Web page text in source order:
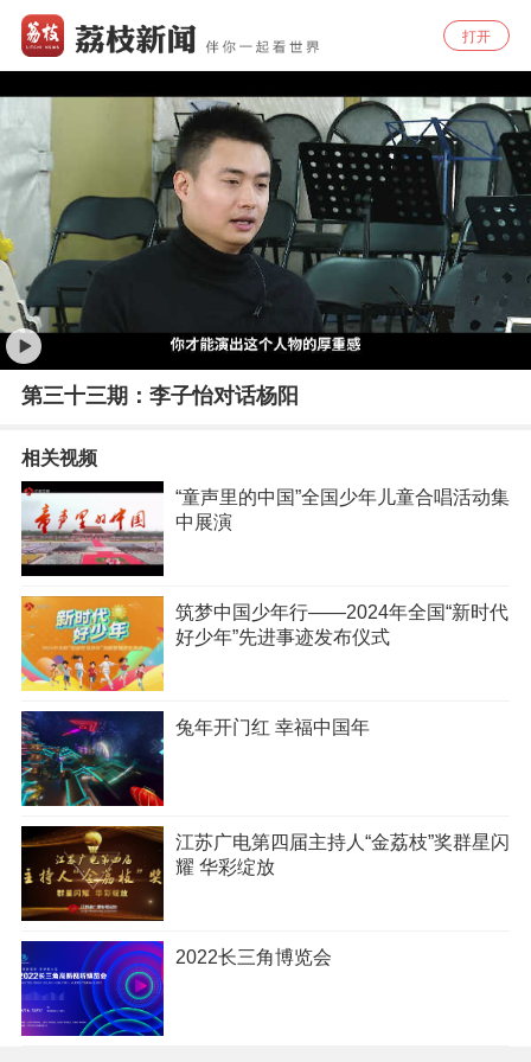
打开
第三十三期：李子怡对话杨阳
相关视频
“童声里的中国”全国少年儿童合唱活动集
中展演
筑梦中国少年行——2024年全国“新时代
好少年”先进事迹发布仪式
兔年开门红 幸福中国年
江苏广电第四届主持人“金荔枝”奖群星闪
耀 华彩绽放
2022长三角博览会